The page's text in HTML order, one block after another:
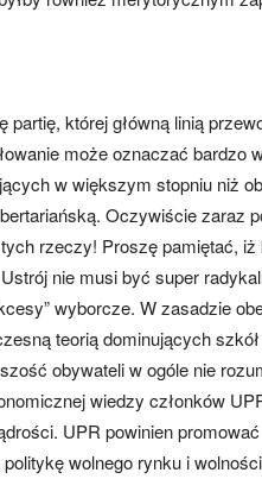
której główną linią
może oznaczać bardzo
w większym stopniu niż
Oczywiście zaraz
rzeczy! Proszę pamiętać,
nie musi być super
wyborcze. W zasadzie
teorią dominujących
obywateli w ogóle nie
wiedzy członków
UPR powinien
wolnego rynku i